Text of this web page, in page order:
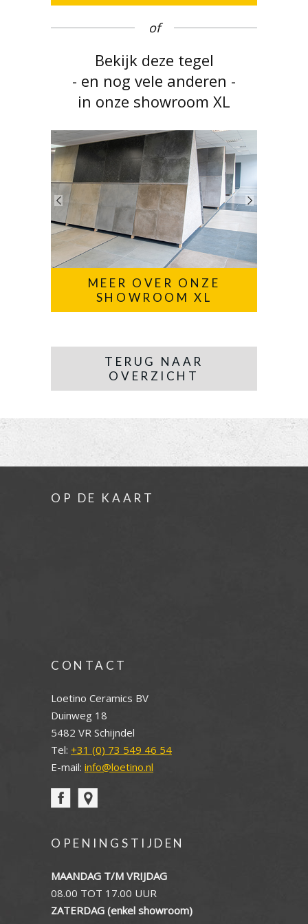
of
Bekijk deze tegel
- en nog vele anderen -
in onze showroom XL
MEER OVER ONZE
SHOWROOM XL
TERUG NAAR
OVERZICHT
OP DE KAART
CONTACT
Loetino Ceramics BV
Duinweg 18
5482 VR Schijndel
Tel: +31 (0) 73 549 46 54
E-mail: info@loetino.nl
OPENINGSTIJDEN
MAANDAG T/M VRIJDAG
08.00 TOT 17.00 UUR
ZATERDAG (enkel showroom)